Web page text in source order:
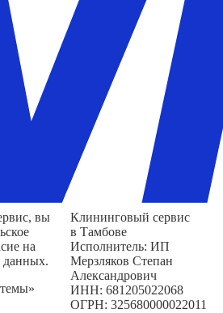
вы
на
данных.
Клининговый сервис
в Тамбове
Исполнитель: ИП
Мерзляков Степан
Александрович
ИНН: 681205022068
ОГРН: 325680000022011